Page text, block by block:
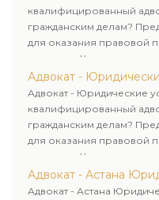
квалифицированный
гражданским делам?
для оказания правовой
клиентам. Комплексное
юридических лиц.
клиенту.
Адвокат -
Адвокат - Юридические
квалифицированный
гражданским делам?
для оказания правовой
клиентам. Комплексное
юридических лиц.
клиенту.
Адвокат - Астана
Адвокат - Астана